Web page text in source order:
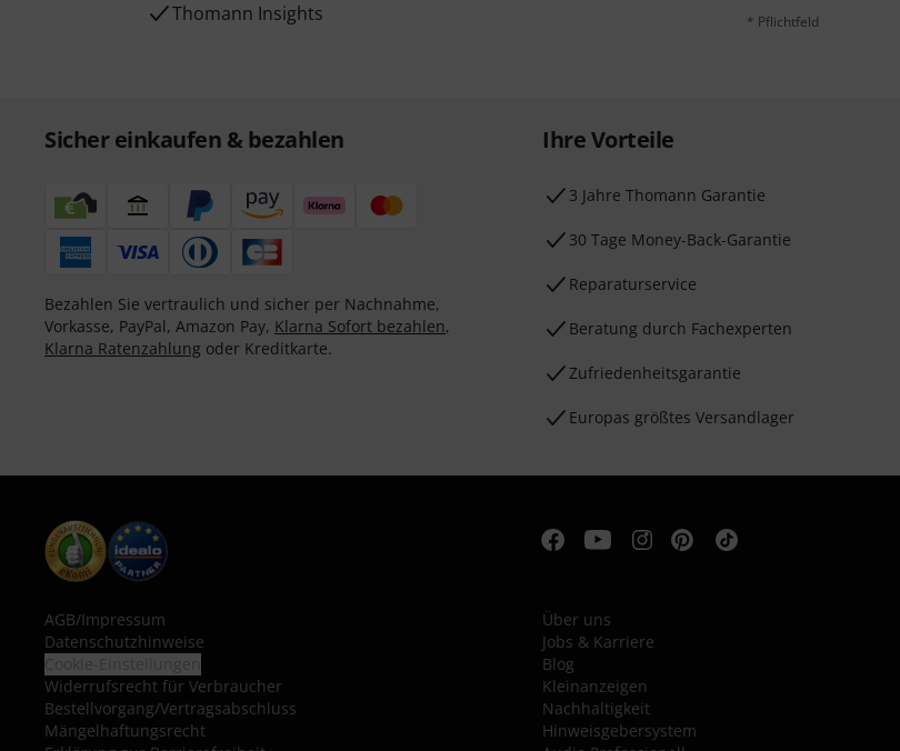
Thomann Insights
* Pflichtfeld
Sicher einkaufen & bezahlen
Bezahlen Sie vertraulich und sicher per Nachnahme,
Vorkasse, PayPal, Amazon Pay, Klarna Sofort bezahlen,
Klarna Ratenzahlung oder Kreditkarte.
Ihre Vorteile
3 Jahre Thomann Garantie
30 Tage Money-Back-Garantie
Reparaturservice
Beratung durch Fachexperten
Zufriedenheitsgarantie
Europas größtes Versandlager
AGB/Impressum
Datenschutzhinweise
Widerrufsrecht für Verbraucher
Bestellvorgang/Vertragsabschluss
Mängelhaftungsrecht
Über uns
Jobs & Karriere
Blog
Kleinanzeigen
Nachhaltigkeit
Hinweisgebersystem